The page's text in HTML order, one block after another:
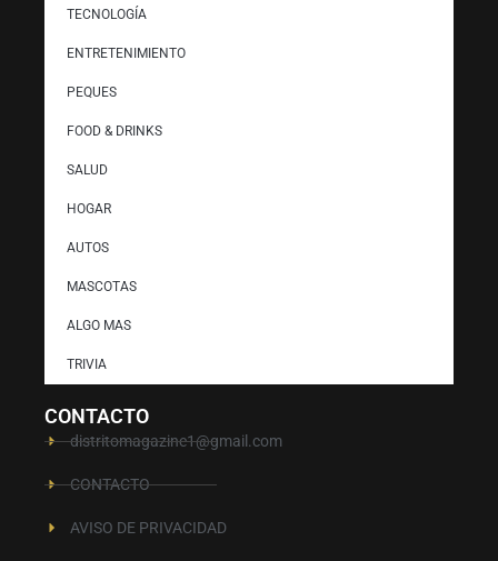
TECNOLOGÍA
ENTRETENIMIENTO
PEQUES
FOOD & DRINKS
SALUD
HOGAR
AUTOS
MASCOTAS
ALGO MAS
TRIVIA
CONTACTO
distritomagazine1@gmail.com
CONTACTO
AVISO DE PRIVACIDAD